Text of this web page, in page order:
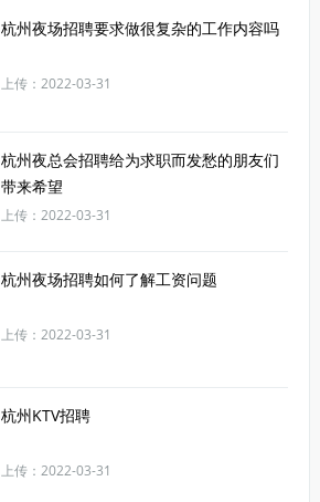
杭州夜场招聘要求做很复杂的工作内容吗
上传：2022-03-31
杭州夜总会招聘给为求职而发愁的朋友们
带来希望
上传：2022-03-31
杭州夜场招聘如何了解工资问题
上传：2022-03-31
杭州KTV招聘
上传：2022-03-31